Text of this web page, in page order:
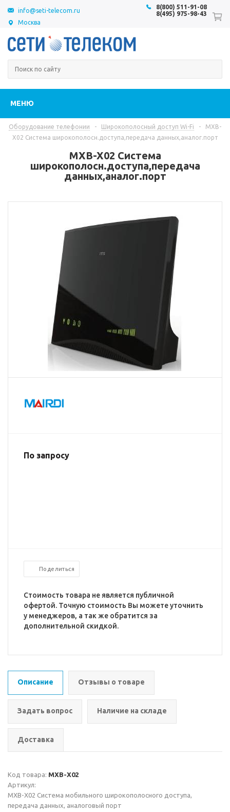
Москва
8(800) 511-91-08
8(495) 975-98-43
info@seti-telecom.ru
МЕНЮ
Оборудование телефонии - Широкополосный доступ Wi-Fi -
MXB-
X02 Система широкополосн.доступа,передача данных,аналог.порт
MXB-X02 Система
широкополосн.доступа,передача
данных,аналог.порт
По запросу
Поделиться
Стоимость товара не является публичной
офертой. Точную стоимость Вы можете уточнить
у менеджеров, а так же обратится за
дополнительной скидкой.
Описание Отзывы о товаре
Задать вопрос Наличие на складе
Доставка
Код товара: MXB-X02
Артикул:
MXB-X02 Система мобильного широкополосного доступа,
передача данных, аналоговый порт